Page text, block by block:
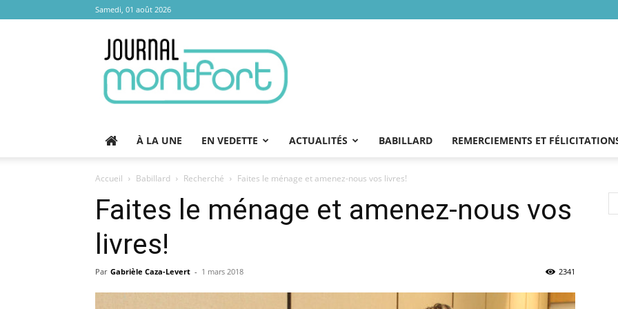
Samedi, 01 août 2026
Montfort
À LA UNE EN VEDETTE ACTUALITÉS BABILLARD REMERCIEMENTS ET
Accueil Babillard Recherché Faites le ménage et amenez-nous vos livres!
Faites le ménage et amenez-nous vos
livres!
Par Gabrièle Caza-Levert - 1 mars 2018 2341